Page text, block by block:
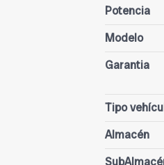
Potencia
Modelo
Garantia
Tipo
Almacén